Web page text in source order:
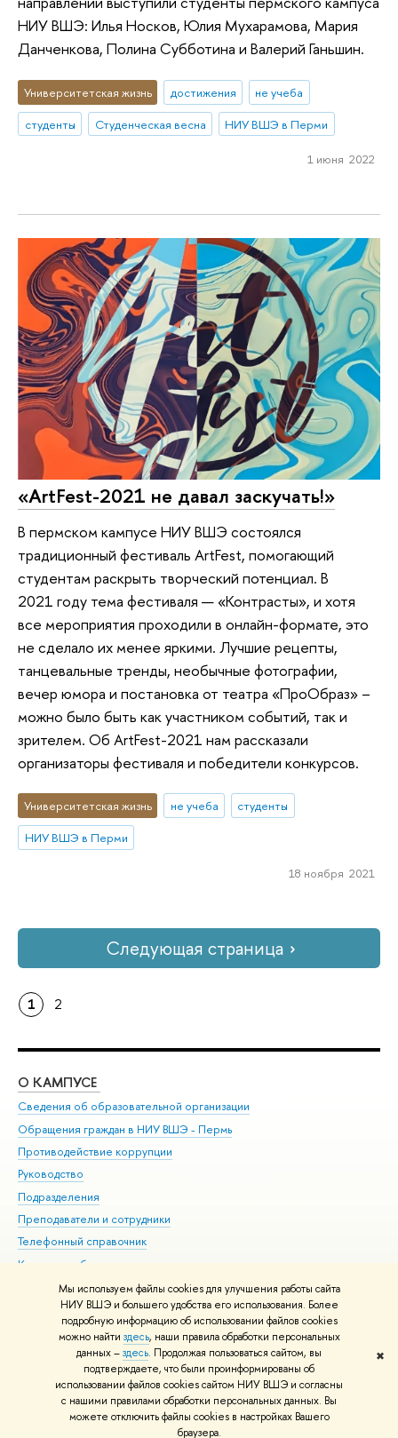
Мы используем файлы cookies для улучшения работы сайта
НИУ ВШЭ и большего удобства его использования. Более
подробную информацию об использовании файлов cookies
можно найти здесь, наши правила обработки персональных
данных –здесь. Продолжая пользоваться сайтом, вы
подтверждаете, что были проинформированы об
использовании файлов cookies сайтом НИУ ВШЭ и согласны
с нашими правилами обработки персональных данных. Вы
можете отключить файлы cookies в настройках Вашего
браузера.
✖
НИУ ВШЭ: Илья Носков, Юлия Мухарамова, Мария
Данченкова, Полина Субботина и Валерий Ганьшин.
Университетская жизнь достижения
не учеба
студенты
Студенческая весна НИУ ВШЭ в Перми
1 июня 2022
«ArtFest-2021 не давал заскучать!»
В пермском кампусе НИУ ВШЭ состоялся
традиционный фестиваль ArtFest, помогающий
студентам раскрыть творческий потенциал. В
2021 году тема фестиваля — «Контрасты», и хотя
все мероприятия проходили в онлайн-формате, это
не сделало их менее яркими. Лучшие рецепты,
танцевальные тренды, необычные фотографии,
вечер юмора и постановка от театра «ПроОбраз» –
можно было быть как участником событий, так и
зрителем. Об ArtFest-2021 нам рассказали
организаторы фестиваля и победители конкурсов.
Университетская жизнь не учеба
студенты
НИУ ВШЭ в Перми
18 ноября 2021
Следующая страница
1 2
О КАМПУСЕ
Сведения об образовательной организации
Обращения граждан в НИУ ВШЭ - Пермь
Противодействие коррупции
Руководство
Подразделения
Преподаватели и сотрудники
Телефонный справочник
Корпуса и общежития
ВШЭ для студентов с ограниченными возможностями
здоровья и инвалидностью
Единая платежная страница
© НИУ ВШЭ 1993–2026 Условия использования материалов Адреса
и контакты Карта сайта
Шрифты HSE Sans и HSE Slab разработаны вШколе дизайна НИУ ВШЭ